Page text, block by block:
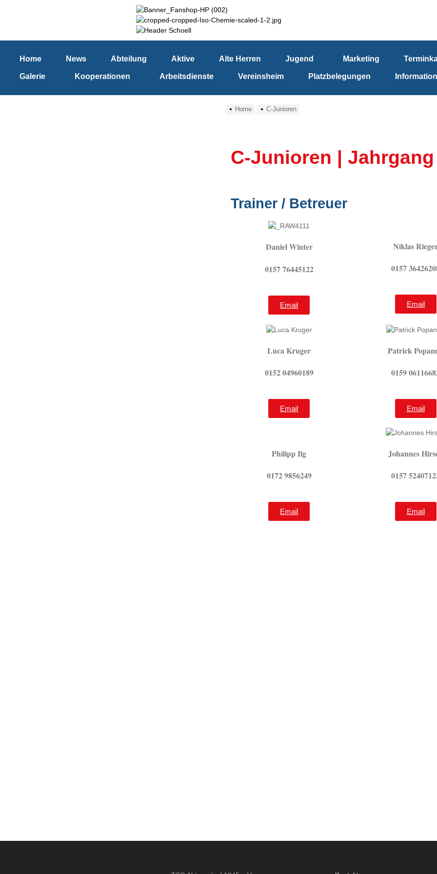
Home News Abteilung Aktive Alte Herren Jugend Marketing
Galerie Kooperationen Arbeitsdienste Vereinsheim Platzbelegungen
Home C-Junioren
C-Junioren | Jahrgang
Trainer / Betreuer
Daniel Winter
0157 76445122
Email
Niklas
0157
Email
Luca Kruger
0152 04960189
Email
Patrick
0159
Email
Philipp Ilg
0172 9856249
Email
Johannes
0157
Email